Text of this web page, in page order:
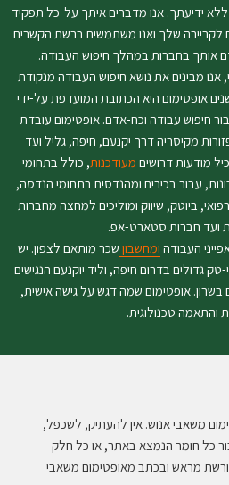
ללא ידיעתך. אנו מדברים איתך על-כל תפקיד
שלך ואנו משתמשים ברשת הקשרים
אותך בחברות במהלך חיפוש העבודה.
אנו מבינים את נושא חיפוש העבודה מנקודת
אופטימום היא הכתובת המועדפת על-ידי
חיפוש עבודה וכח-אדם. אופטימום עובדת
מקיסריה דרך יקנעם, חיפה, גליל ועד
מודעות דרושים מעודכנות, כולל בתחומי
עבור בכירים ומהנדסים בתחומי הנדסה,
ביוטק, שיווק ומוליכים למחצה מחברות
ועד חברות סטארט-אפ.
העבודה ומחשבון שכר מותאם לצפון. יש
גדולים בדרום חיפה, וליד יוקנעם הנגישים
אופטימום שמה דגש על גישה אישית,
והתאמה טכנולוגית.
משאבי אנוש. אין להעתיק, לשכפל,
כל חומר הנמצא באתר, או כל חלק
מראש ובכתב מאופטימום משאבי